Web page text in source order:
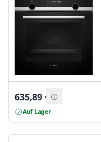
635,89 €
Auf Lager